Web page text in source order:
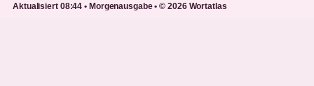
Aktualisiert 08:44 • Morgenausgabe • © 2026 Wortatlas